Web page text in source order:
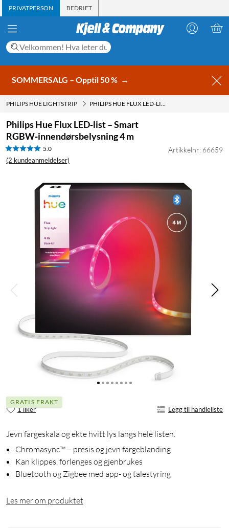
PRIVATPERSON BEDRIFT
SOMMERSALG – Opptil 50 % →
PHILIPS HUE LIGHTSTRIP PHILIPS HUE FLUX LED‑LIST – SMART RGBW‑INNENDØRSBELYSNING 4 M
Philips Hue Flux LED‑list – Smart
RGBW‑innendørsbelysning 4 m
5.0
(2 kundeanmeldelser)
Artikkelnr: 66659
GRATIS FRAKT
1 liker Legg til handleliste
Jevn fargeskala og ekte hvitt lys langs hele listen.
Chromasync™ – presis og jevn fargeblanding
Kan klippes, forlenges og gjenbrukes
Bluetooth og Zigbee med app- og talestyring
Les mer om produktet